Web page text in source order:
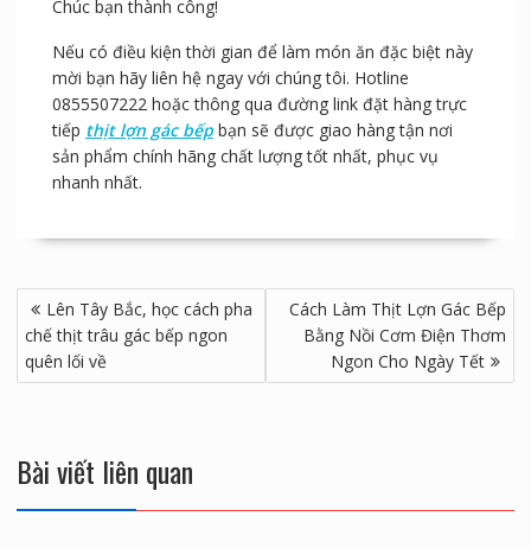
Liên hệhutuvnbạn sẽ nhận được thêm tư vấn cần
thiết nếu còn chưa rõ cụ thể các vấn đề
Chúc bạn thành công!
Nếu có điều kiện thời gian để làm món ăn đặc biệt này
mời bạn hãy liên hệ ngay với chúng tôi. Hotline
0855507222 hoặc thông qua đường link đặt hàng trực
sản phẩm chính hãng chất lượng tốt nhất, phục vụ
Điều
viết
Lên Tây Bắc, học cách pha
Cách Làm Thịt Lợn Gác Bếp